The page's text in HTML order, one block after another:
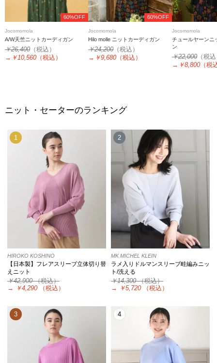
60%OFF
Jocomomola
A/W天竺ニットカーディガン
￥26,400 （税込）
→ ￥10,560 （税込）
60%OFF
Jocomomola
Hilo molle ニットカーディガン
￥24,200（税込）
→ ￥9,680 （税込）
Jocomomola
チュールヤーンニ
ン
￥22,000（税
→ ￥8,800（税
ニット・セーターのランキング
1
HIROKO KOSHINO
【日本製】フレアスリーブ立体切り替
えニット
￥42,900（税込）
→
￥4,290 （税込）
2
MK MICHEL KLEIN
ラメ入りドルマンスリーブ畦編みニッ
ト/洗える
￥14,300（税込）
→
￥5,720 （税込）
3 4